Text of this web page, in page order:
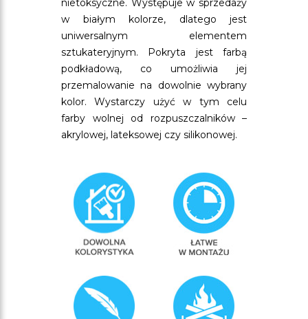
nietoksyczne. Występuje w sprzedaży
w białym kolorze, dlatego jest
uniwersalnym elementem
sztukateryjnym. Pokryta jest farbą
podkładową, co umożliwia jej
przemalowanie na dowolnie wybrany
kolor. Wystarczy użyć w tym celu
farby wolnej od rozpuszczalników –
akrylowej, lateksowej czy silikonowej.